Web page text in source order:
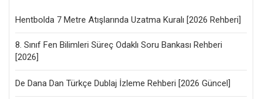
Hentbolda 7 Metre Atışlarında Uzatma Kuralı [2026 Rehberi]
8. Sınıf Fen Bilimleri Süreç Odaklı Soru Bankası Rehberi
[2026]
De Dana Dan Türkçe Dublaj İzleme Rehberi [2026 Güncel]